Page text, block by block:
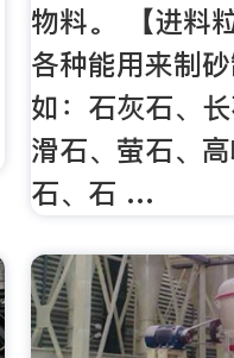
物料。 【进料
各种能用来制砂
如：石灰石、长
滑石、萤石、
石、石 …